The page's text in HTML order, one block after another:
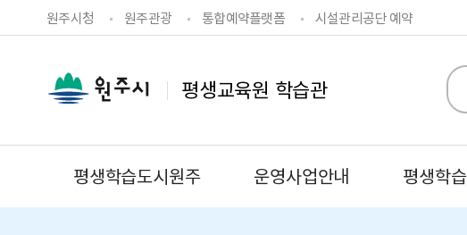
원주시청 원주관광 통합예약플랫폼 시설관리공단 예약
평생교육원 학습관
평생학습도시원주 운영사업안내 평생학